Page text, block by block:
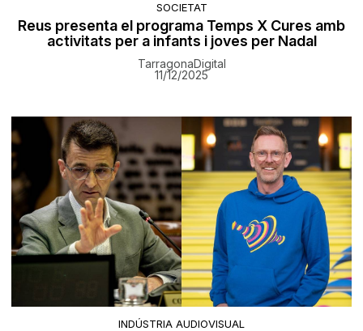
SOCIETAT
Reus presenta el programa Temps X Cures amb
activitats per a infants i joves per Nadal
TarragonaDigital
11/12/2025
INDÚSTRIA AUDIOVISUAL